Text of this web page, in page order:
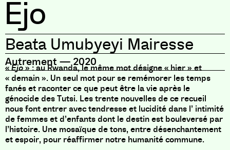
Ejo
Beata Umubyeyi Mairesse
Autrement —2020
«Ejo» : au Rwanda, le même mot désigne « hier » et
« demain ». Un seul mot pour se remémorer les temps
fanés et raconter ce que peut être la vie après le
génocide des Tutsi. Les trente nouvelles de ce recueil
nous font entrer avec tendresse et lucidité dans l’ intimité
de femmes et d’enfants dont le destin est bouleversé par
l’histoire. Une mosaïque de tons, entre désenchantement
et espoir, pour réaffirmer notre humanité commune.